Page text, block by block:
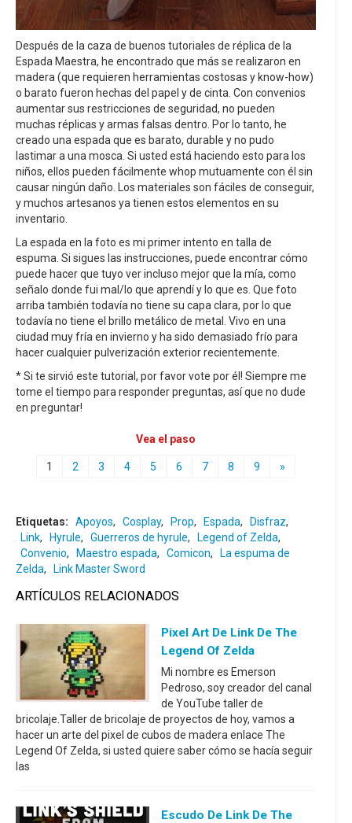
Después de la caza de buenos tutoriales de réplica de la
Espada Maestra, he encontrado que más se realizaron en
madera (que requieren herramientas costosas y know-how)
o barato fueron hechas del papel y de cinta. Con convenios
aumentar sus restricciones de seguridad, no pueden
muchas réplicas y armas falsas dentro. Por lo tanto, he
creado una espada que es barato, durable y no pudo
lastimar a una mosca. Si usted está haciendo esto para los
niños, ellos pueden fácilmente whop mutuamente con él sin
causar ningún daño. Los materiales son fáciles de conseguir,
y muchos artesanos ya tienen estos elementos en su
inventario.
La espada en la foto es mi primer intento en talla de
espuma. Si sigues las instrucciones, puede encontrar cómo
puede hacer que tuyo ver incluso mejor que la mía, como
señalo donde fui mal/lo que aprendí y lo que es. Que foto
arriba también todavía no tiene su capa clara, por lo que
todavía no tiene el brillo metálico de metal. Vivo en una
ciudad muy fría en invierno y ha sido demasiado frío para
hacer cualquier pulverización exterior recientemente.
* Si te sirvió este tutorial, por favor vote por él! Siempre me
tome el tiempo para responder preguntas, así que no dude
en preguntar!
Vea el paso
1 2 3 4 5 6 7 8 9 »
Etiquetas: Apoyos, Cosplay, Prop, Espada, Disfraz,
Link, Hyrule, Guerreros de hyrule, Legend of Zelda,
Convenio, Maestro espada, Comicon,
La espuma de
Zelda, Link Master Sword
ARTÍCULOS RELACIONADOS
Pixel Art De Link De The
Legend Of Zelda
Mi nombre es Emerson
Pedroso, soy creador del canal
de YouTube taller de
bricolaje.Taller de bricolaje de proyectos de hoy, vamos a
hacer un arte del pixel de cubos de madera enlace The
Legend Of Zelda, si usted quiere saber cómo se hacía seguir
las
Escudo De Link De The